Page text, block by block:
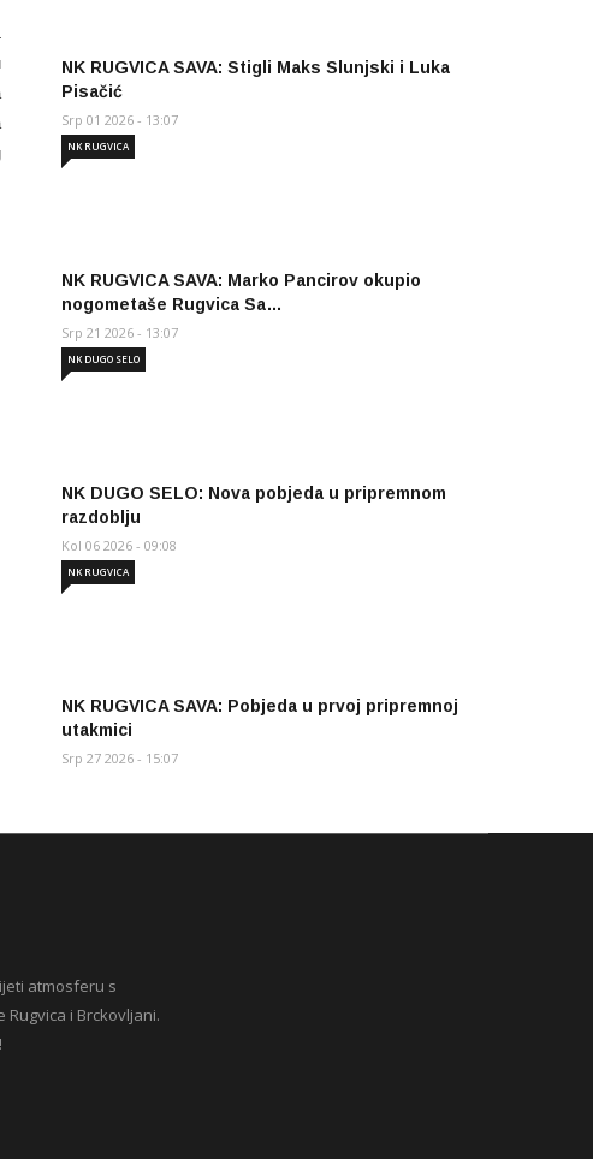
NK RUGVICA SAVA: Stigli Maks Slunjski i Luka
Pisačić
Srp 01 2026 - 13:07
NK RUGVICA SAVA: Marko Pancirov okupio
nogometaše Rugvica Sa…
NK RUGVICA
Srp 21 2026 - 13:07
NK DUGO SELO: Nova pobjeda u pripremnom
razdoblju
NK DUGO SELO
Kol 06 2026 - 09:08
NK RUGVICA SAVA: Pobjeda u prvoj pripremnoj
utakmici
NK RUGVICA
Srp 27 2026 - 15:07
atmosferu s
i Brckovljani.